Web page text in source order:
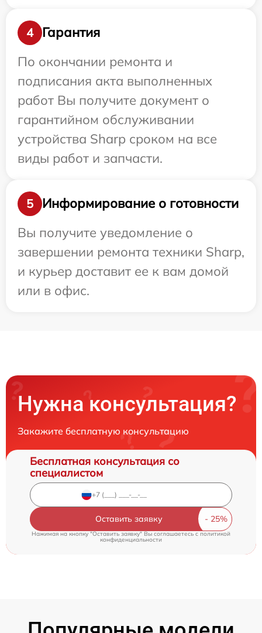
4
Гарантия
По окончании ремонта и
подписания акта выполненных
работ Вы получите документ о
гарантийном обслуживании
устройства Sharp сроком на все
виды работ и запчасти.
5
Информирование о готовности
Вы получите уведомление о
завершении ремонта техники Sharp,
и курьер доставит ее к вам домой
или в офис.
Нужна консультация?
Закажите бесплатную консультацию
Бесплатная консультация со
специалистом
Оставить заявку
Нажимая на кнопку "Оставить заявку" Вы соглашаетесь cполитикой
конфиденциальности